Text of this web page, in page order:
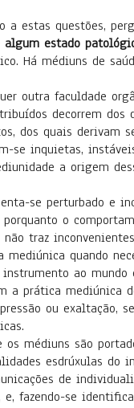
questões,
estado
Há médiuns de
faculdade
decorrem dos
dos quais derivam
instáveis
a origem
perturbado e
o
inconvenientes
mediúnica quando
ao mundo
mediúnica de
ou exaltação,
são
esdrúxulas do
de
fazendo-se